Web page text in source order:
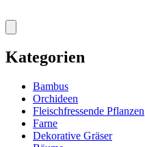
Kategorien
Bambus
Orchideen
Fleischfressende Pflanzen
Farne
Dekorative Gräser